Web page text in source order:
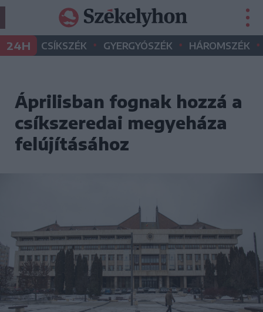
24H CSÍKSZÉK • GYERGYÓSZÉK • HÁROMSZÉK •
Áprilisban fognak hozzá a
csíkszeredai megyeháza
felújításához